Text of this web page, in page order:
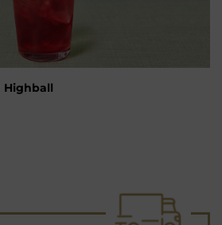
Highball